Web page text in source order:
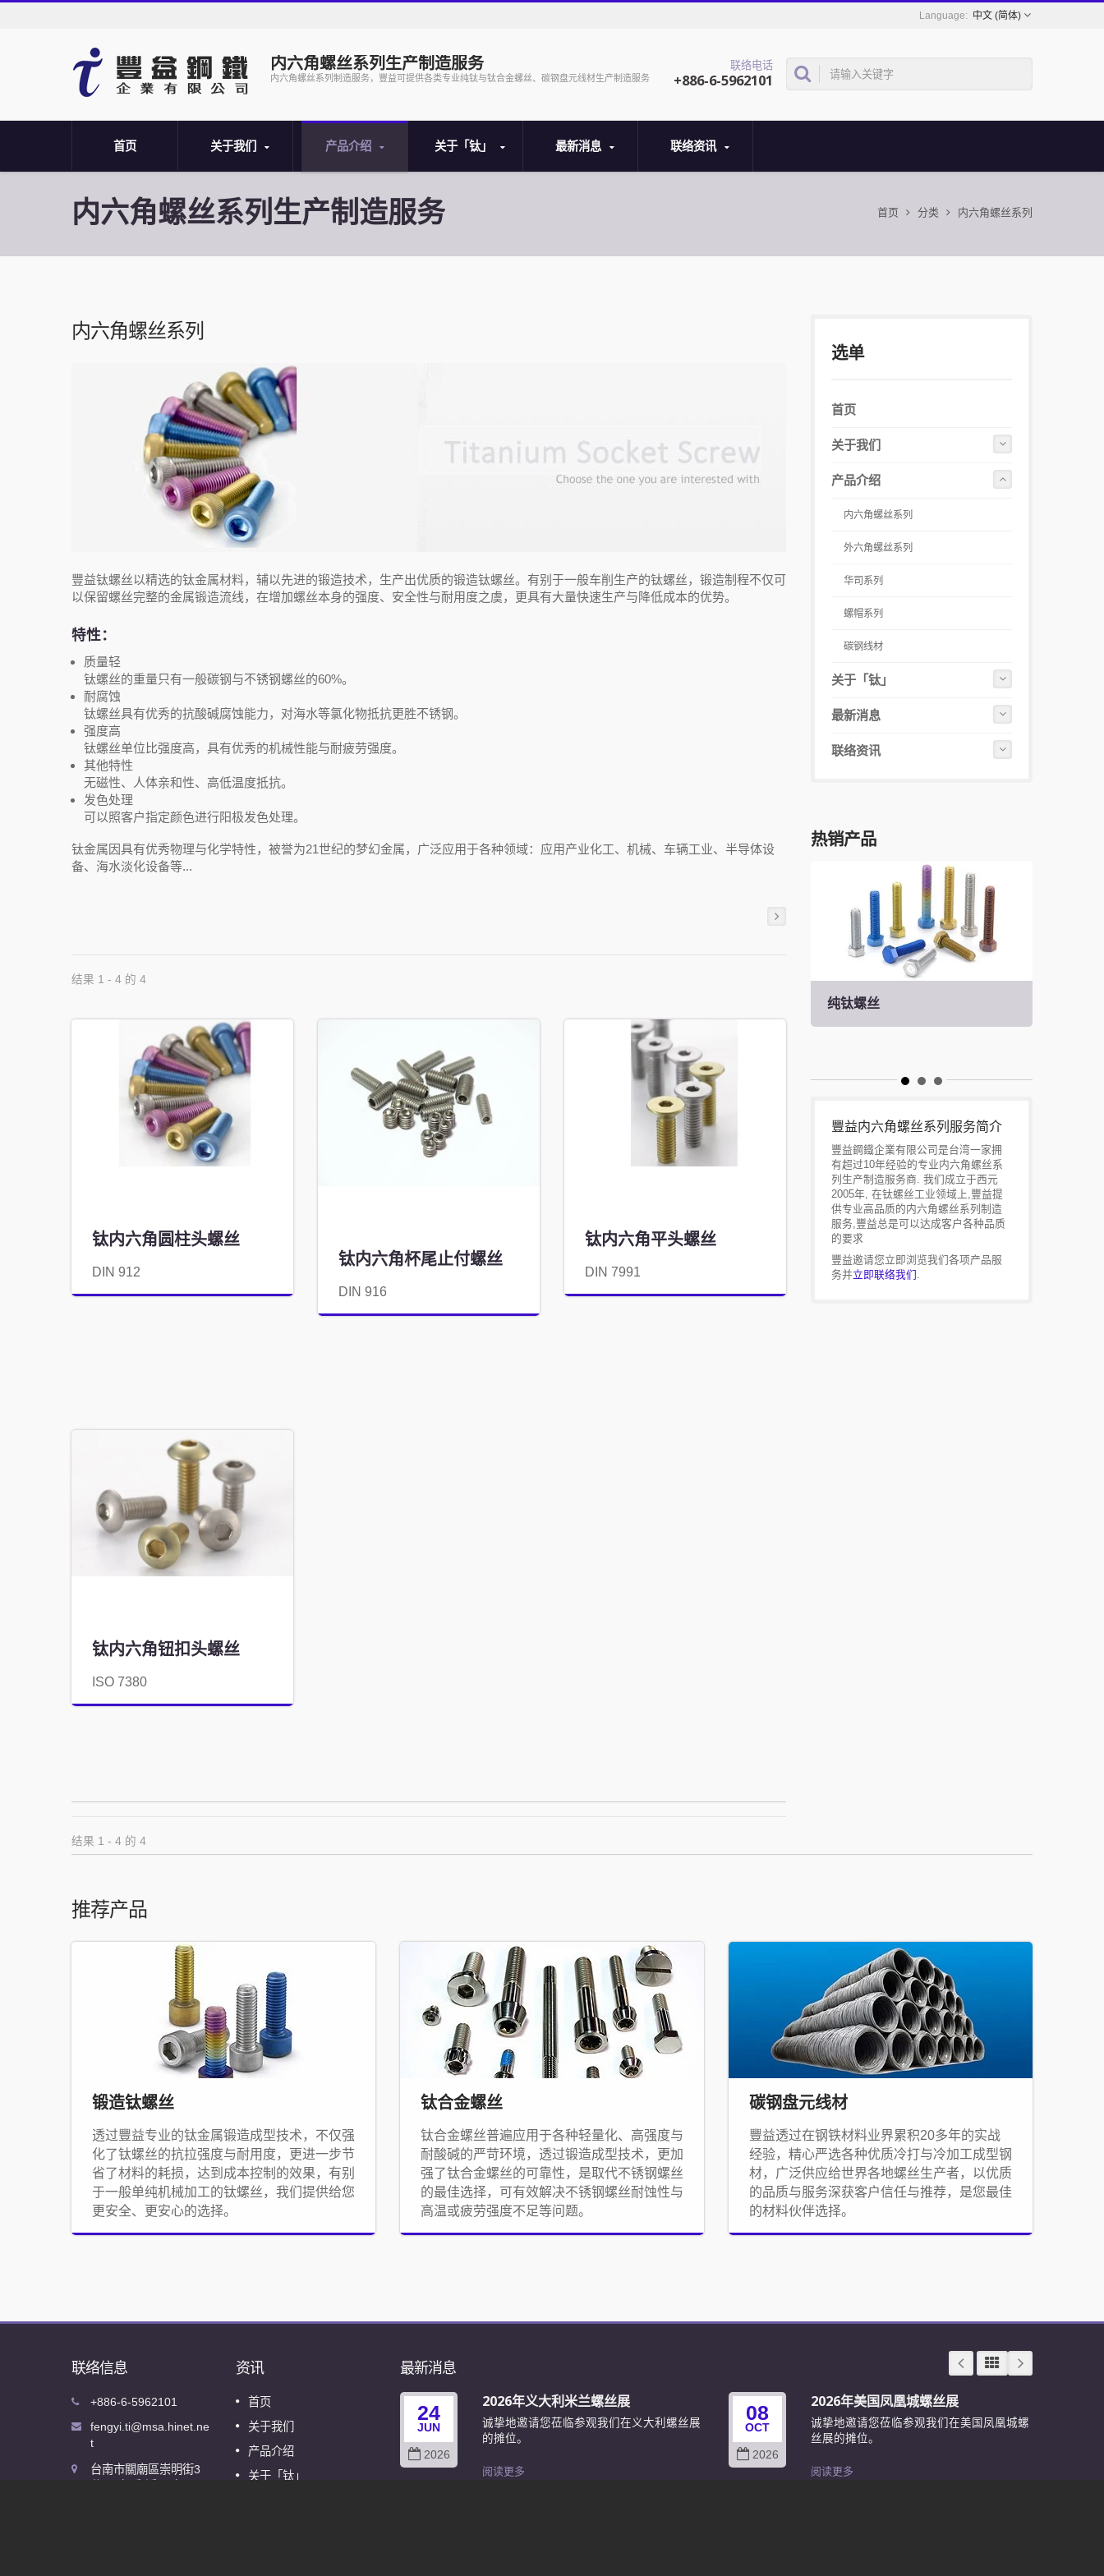
中文 (简体)
内六角螺丝系列生产制造服务
内六角螺丝系列制造服务，豐益可提供各类专业纯钛与钛合金螺丝、碳钢盘元线材生产制造服务
联络电话
+886-6-5962101
首页 关于我们 产品介绍 关于「钛」 最新消息 联络资讯
内六角螺丝系列生产制造服务 首页 分类 内六角螺丝系列
内六角螺丝系列
豐益钛螺丝以精选的钛金属材料，辅以先进的锻造技术，生产出优质的锻造钛螺丝。有别于一般车削生产的钛螺丝，锻造制程不仅可
以保留螺丝完整的金属锻造流线，在增加螺丝本身的强度、安全性与耐用度之虞，更具有大量快速生产与降低成本的优势。
特性：
质量轻
钛螺丝的重量只有一般碳钢与不锈钢螺丝的60%。
耐腐蚀
钛螺丝具有优秀的抗酸碱腐蚀能力，对海水等氯化物抵抗更胜不锈钢。
强度高
钛螺丝单位比强度高，具有优秀的机械性能与耐疲劳强度。
其他特性
无磁性、人体亲和性、高低温度抵抗。
发色处理
可以照客户指定颜色进行阳极发色处理。
钛金属因具有优秀物理与化学特性，被誉为21世纪的梦幻金属，广泛应用于各种领域：应用产业化工、机械、车辆工业、半导体设
备、海水淡化设备等...
结果 1 - 4 的 4
钛内六角圆柱头螺丝
DIN 912
钛内六角杯尾止付螺丝
DIN 916
钛内六角平头螺丝
DIN 7991
钛内六角钮扣头螺丝
ISO 7380
结果 1 - 4 的 4
选单
首页
关于我们
产品介绍
内六角螺丝系列
外六角螺丝系列
华司系列
螺帽系列
碳钢线材
关于「钛」
最新消息
联络资讯
热销产品
钛金属客制化零件
纯钛螺丝
豐益内六角螺丝系列服务简介
豐益鋼鐵企業有限公司是台湾一家拥
有超过10年经验的专业内六角螺丝系
列生产制造服务商. 我们成立于西元
2005年, 在钛螺丝工业领域上,豐益提
供专业高品质的内六角螺丝系列制造
服务,豐益总是可以达成客户各种品质
的要求
豐益邀请您立即浏览我们各项产品服
务并立即联络我们 .
推荐产品
锻造钛螺丝
透过豐益专业的钛金属锻造成型技术，不仅强
化了钛螺丝的抗拉强度与耐用度，更进一步节
省了材料的耗损，达到成本控制的效果，有别
于一般单纯机械加工的钛螺丝，我们提供给您
更安全、更安心的选择。
钛合金螺丝
钛合金螺丝普遍应用于各种轻量化、高强度与
耐酸碱的严苛环境，透过锻造成型技术，更加
强了钛合金螺丝的可靠性，是取代不锈钢螺丝
的最佳选择，可有效解决不锈钢螺丝耐蚀性与
高温或疲劳强度不足等问题。
碳钢盘元线材
豐益透过在钢铁材料业界累积20多年的实战
经验，精心严选各种优质冷打与冷加工成型钢
材，广泛供应给世界各地螺丝生产者，以优质
的品质与服务深获客户信任与推荐，是您最佳
的材料伙伴选择。
联络信息
+886-6-5962101
fengyi.ti@msa.hinet.ne
t
台南市關廟區崇明街3
资讯
首页
关于我们
产品介绍
关于「钛」
最新消息
08
OCT
2026年美国凤凰城螺丝展
诚挚地邀请您莅临参观我们在美国凤凰城螺
阅读更多
24
JUN
2026
2026年义大利米兰螺丝展
诚挚地邀请您莅临参观我们在义大利螺丝展
的摊位。
阅读更多
08
OCT
2026
2026年美国凤凰城螺丝展
诚挚地邀请您莅临参观我们在美国凤凰城螺
丝展的摊位。
阅读更多